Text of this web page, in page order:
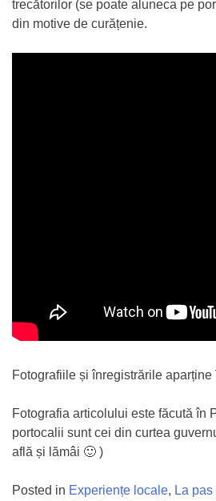
trecătorilor (se poate aluneca pe
din motive de curățenie.
Fotografiile și înregistrările
Fotografia articolului este făcută în
portocalii sunt cei din curtea
află și lămâi 🙂 )
Posted in Experiențe locale, La